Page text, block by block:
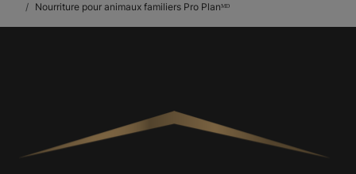
Nourriture pour animaux familiers Pro Planᴹᴰ